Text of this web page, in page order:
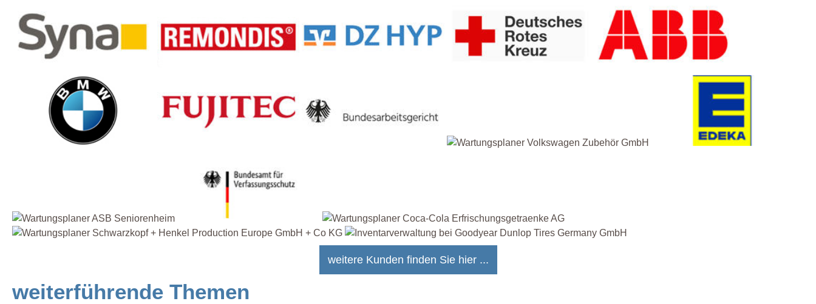
weitere Kunden finden Sie hier ...
weiterführende Themen